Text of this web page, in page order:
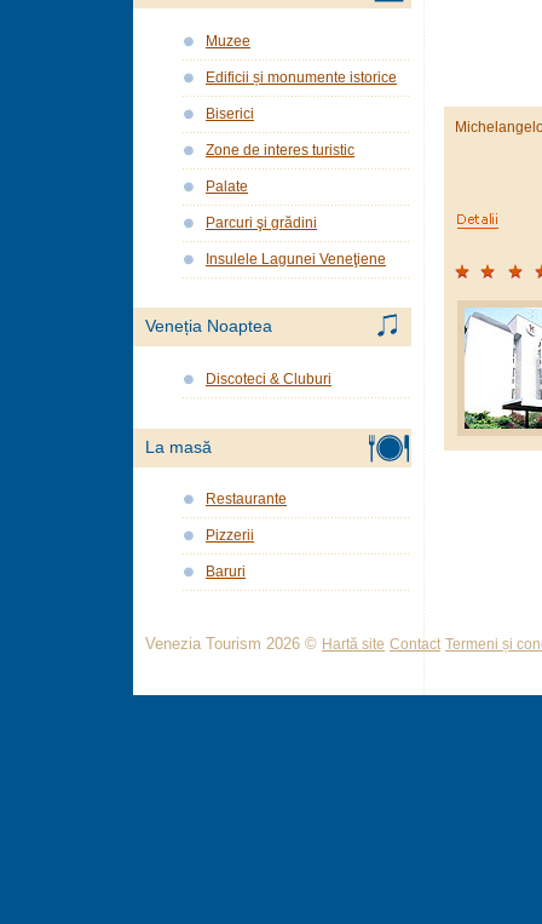
Muzee
Edificii și monumente istorice
Biserici
Zone de interes turistic
Palate
Parcuri şi grădini
Insulele Lagunei Veneţiene
Veneția Noaptea
Discoteci & Cluburi
La masă
Restaurante
Pizzerii
Baruri
Venezia Tourism 2026 © Hartă site Contact Termeni și